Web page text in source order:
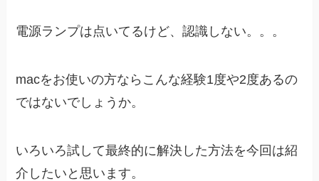
電源ランプは点いてるけど、認識しない。。。
macをお使いの方ならこんな経験1度や2度あるの
ではないでしょうか。
いろいろ試して最終的に解決した方法を今回は紹
介したいと思います。